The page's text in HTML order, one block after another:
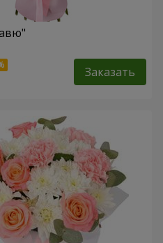
Заказать